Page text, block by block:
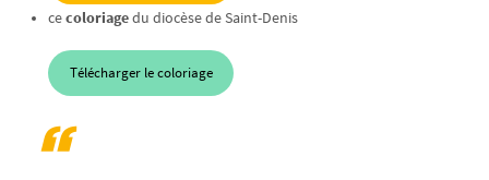
cecoloriagedu diocèse de Saint-Denis
Télécharger le coloriage